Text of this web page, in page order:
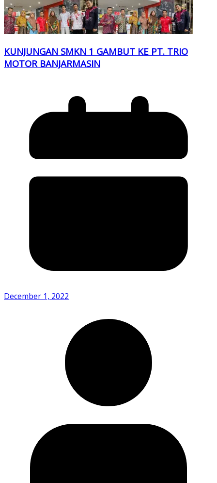
KUNJUNGAN SMKN 1 GAMBUT KE PT. TRIO
MOTOR BANJARMASIN
December 1, 2022